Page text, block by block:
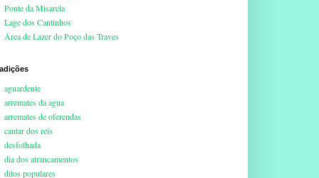
Ponte da Misarela
Lage dos Cantinhos
Área de Lazer do Poço das Traves
aguardente
arremates da agua
arremates de oferendas
cantar dos reis
desfolhada
dia dos atrancamentos
ditos populares